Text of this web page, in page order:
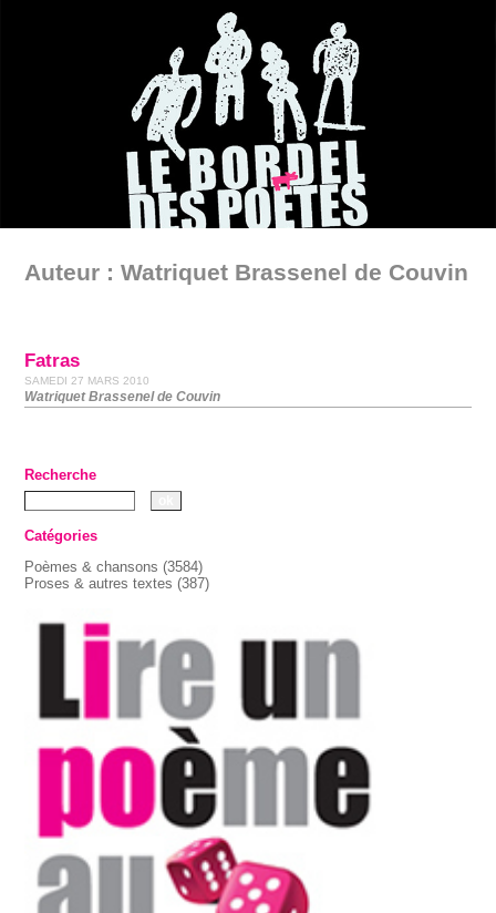
Auteur : Watriquet Brassenel de Couvin
Fatras
SAMEDI 27 MARS 2010
Watri­quet Bras­se­nel de Cou­vin
Recherche
Catégories
Poèmes & chansons (3584)
Proses & autres textes (387)